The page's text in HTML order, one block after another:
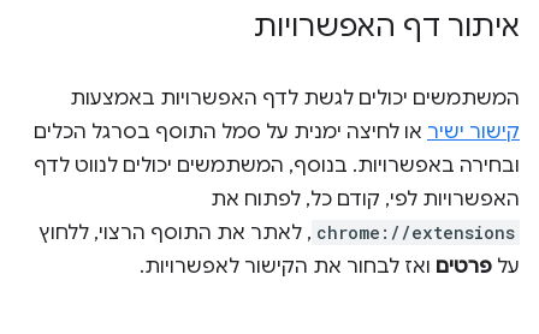
איתור דף האפשרויות
המשתמשים יכולים לגשת לדף האפשרויות באמצעות
קישור ישיר או לחיצה ימנית על סמל התוסף בסרגל הכלים
ובחירה באפשרויות. בנוסף, המשתמשים יכולים לנווט לדף
האפשרויות לפי, קודם כל, לפתוח את
chrome://extensions , לאתר את התוסף הרצוי, ללחוץ
על פרטים ואז לבחור את הקישור לאפשרויות.